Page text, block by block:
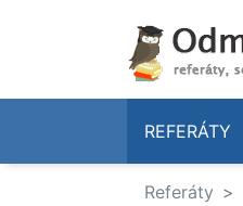
REFERÁTY
Referáty